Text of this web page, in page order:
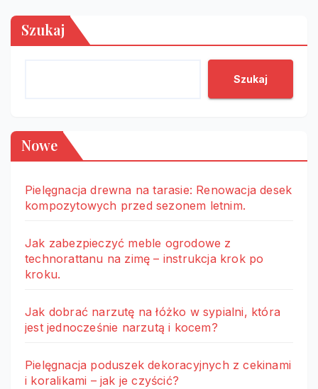
Szukaj
Szukaj
Nowe
Pielęgnacja drewna na tarasie: Renowacja desek
kompozytowych przed sezonem letnim.
Jak zabezpieczyć meble ogrodowe z
technorattanu na zimę – instrukcja krok po
kroku.
Jak dobrać narzutę na łóżko w sypialni, która
jest jednocześnie narzutą i kocem?
Pielęgnacja poduszek dekoracyjnych z cekinami
i koralikami – jak je czyścić?